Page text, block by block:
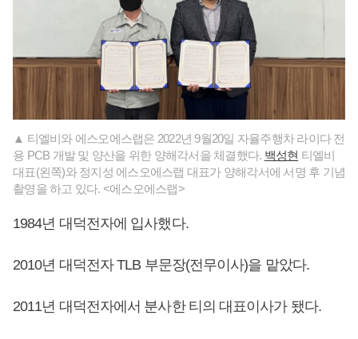
▲ 티엘비와 에스오에스랩은 2022년 9월20일 자율주행차 라이다 전
용 PCB 개발 및 양산을 위한 양해각서을 체결했다. 백성현 티엘비
대표(왼쪽)와 정지성 에스오에스랩 대표가 양해각서에 서명 후 기념
촬영을 하고 있다. <에스오에스랩>
1984년 대덕전자에 입사했다.
2010년 대덕전자 TLB 부문장(전무이사)을 맡았다.
2011년 대덕전자에서 분사한 티의 대표이사가 됐다.